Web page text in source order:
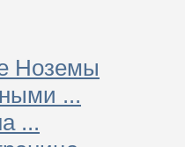
Ноземы
...
...